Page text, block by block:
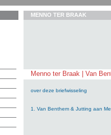
MENNO TER BRAAK
Menno ter Braak | Van
over deze briefwisseling
1. Van Benthem & Jutting aan